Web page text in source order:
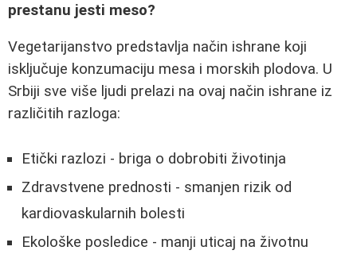
prestanu jesti meso?
Vegetarijanstvo predstavlja način ishrane koji
isključuje konzumaciju mesa i morskih plodova. U
Srbiji sve više ljudi prelazi na ovaj način ishrane iz
različitih razloga:
Etički razlozi - briga o dobrobiti životinja
Zdravstvene prednosti - smanjen rizik od
kardiovaskularnih bolesti
Ekološke posledice - manji uticaj na životnu